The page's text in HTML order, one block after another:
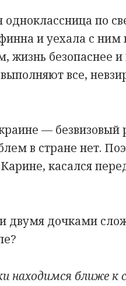
по
и уехала с ним
жизнь безопаснее
все,
—
в стране нет.
касался
двумя дочками
находимся ближе к